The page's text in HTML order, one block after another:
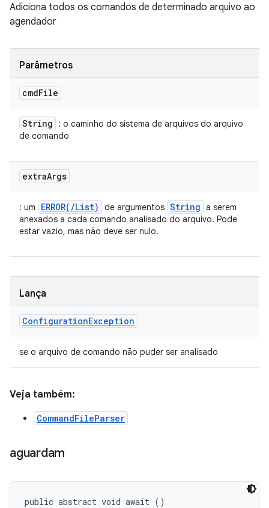
Adiciona todos os comandos de determinado arquivo ao
agendador
Parâmetros
cmdFile
String
: o caminho do sistema de arquivos do arquivo
de comando
extraArgs
: um ERROR(/List) de argumentos String a serem
anexados a cada comando analisado do arquivo. Pode
estar vazio, mas não deve ser nulo.
Lança
ConfigurationException
se o arquivo de comando não puder ser analisado
Veja também:
CommandFileParser
aguardam
public abstract void await ()